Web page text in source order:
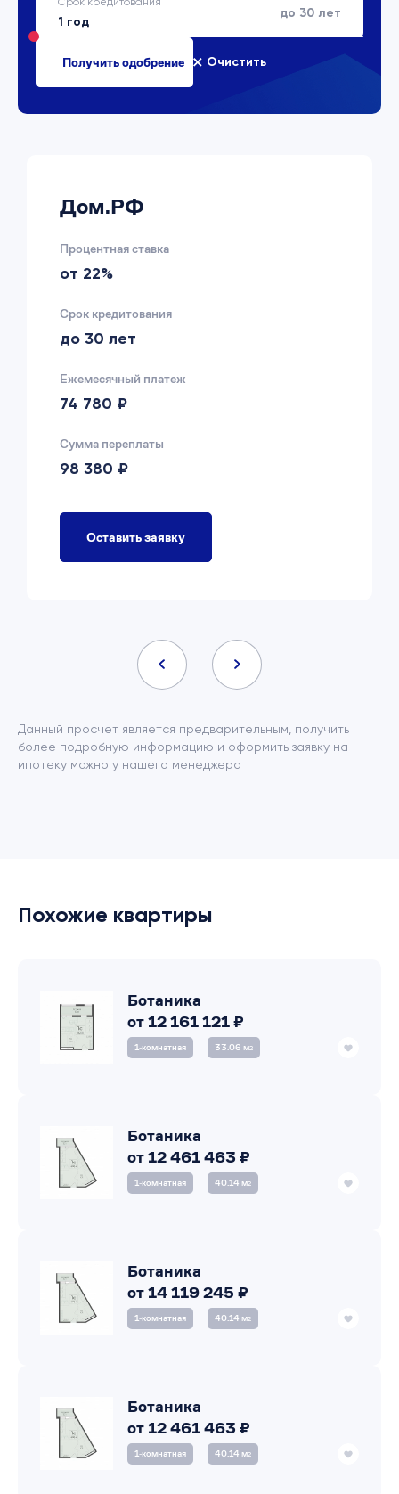
до 30 лет
Очистить
Дом.РФ
Процентная ставка
от 22%
Срок кредитования
до 30 лет
Ежемесячный платеж
74 780 ₽
Сумма переплаты
98 380 ₽
Оставить заявку
Данный просчет является предварительным, получить
более подробную информацию и оформить заявку на
ипотеку можно у нашего менеджера
Похожие квартиры
Ботаника
от 12 161 121 ₽
1‑комнатная 33.06 м2
Ботаника
от 12 461 463 ₽
1‑комнатная 40.14 м2
Ботаника
от 14 119 245 ₽
1‑комнатная 40.14 м2
Ботаника
от 12 461 463 ₽
1‑комнатная 40.14 м2